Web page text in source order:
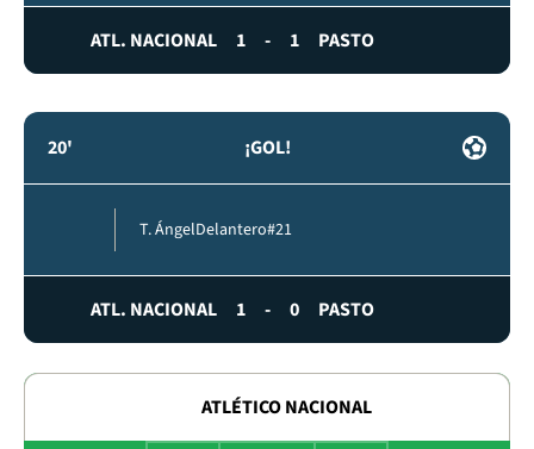
ATL. NACIONAL 1 - 1 PASTO
20' ¡GOL!
T. ÁngelDelantero#21
ATL. NACIONAL 1 - 0 PASTO
ATLÉTICO NACIONAL